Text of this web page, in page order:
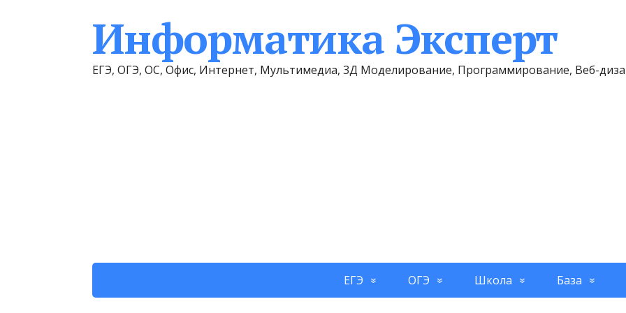
Информатика Эксперт
ЕГЭ, ОГЭ, ОС, Офис, Интернет, Мультимедиа, 3Д Моделирование, Программирование, Веб-
ЕГЭ ОГЭ Школа База